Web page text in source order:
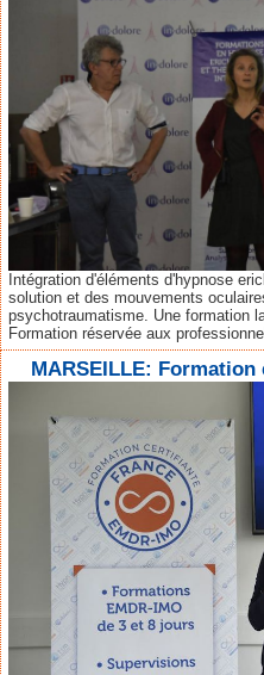
Intégration d'éléments d'hypnose
solution et des mouvements
psychotraumatisme. Une formation
Formation réservée aux
MARSEILLE: